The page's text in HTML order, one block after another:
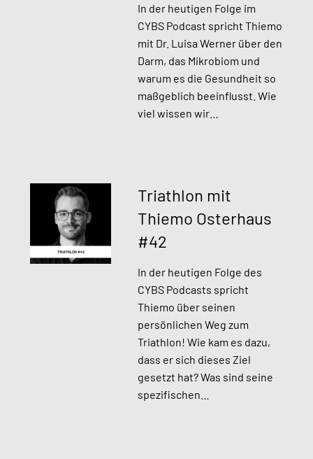
In der heutigen Folge im
CYBS Podcast spricht Thiemo
mit Dr. Luisa Werner über den
Darm, das Mikrobiom und
warum es die Gesundheit so
maßgeblich beeinflusst. Wie
viel wissen wir…
Triathlon mit
Thiemo Osterhaus
#42
In der heutigen Folge des
CYBS Podcasts spricht
Thiemo über seinen
persönlichen Weg zum
Triathlon! Wie kam es dazu,
dass er sich dieses Ziel
gesetzt hat? Was sind seine
spezifischen…